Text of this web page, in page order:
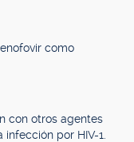
como
con otros agentes
por HIV-1.